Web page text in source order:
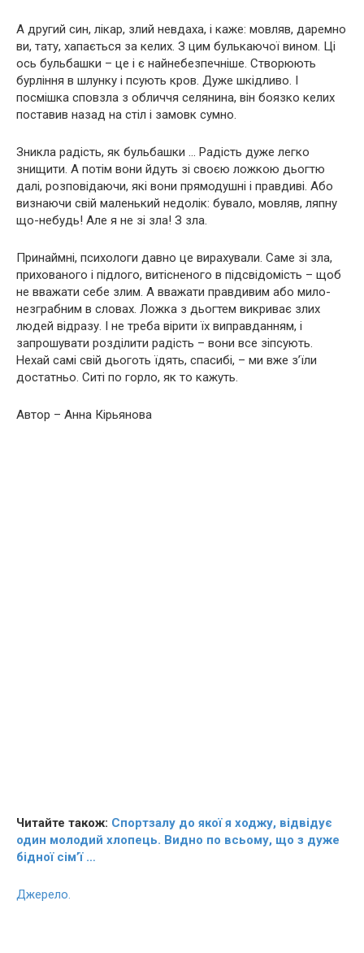
А другий син, лікар, злий невдаха, і каже: мовляв, даремно
ви, тату, хапається за келих. З цим булькаючої вином. Ці
ось бульбашки – це і є найнебезпечніше. Створюють
бурління в шлунку і псують кров. Дуже шкідливо. І
посмішка сповзла з обличчя селянина, він боязко келих
поставив назад на стіл і замовк сумно.
Зникла радість, як бульбашки … Радість дуже легко
знищити. А потім вони йдуть зі своєю ложкою дьогтю
далі, розповідаючи, які вони прямодушні і правдиві. Або
визнаючи свій маленький недолік: бувало, мовляв, ляпну
що-небудь! Але я не зі зла! З зла.
Принаймні, психологи давно це вирахували. Саме зі зла,
прихованого і підлого, витісненого в підсвідомість – щоб
не вважати себе злим. А вважати правдивим або мило-
незграбним в словах. Ложка з дьогтем викриває злих
людей відразу. І не треба вірити їх виправданням, і
запрошувати розділити радість – вони все зіпсують.
Нехай самі свій дьоготь їдять, спасибі, – ми вже з’їли
достатньо. Ситі по горло, як то кажуть.
Автор – Анна Кірьянова
Читайте також: Спортзалу до якої я ходжу, відвідує
один молодий хлопець. Видно по всьому, що з дуже
бідної сім’ї …
Джерело.